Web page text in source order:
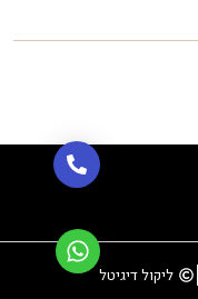
ליקול דיגיטל